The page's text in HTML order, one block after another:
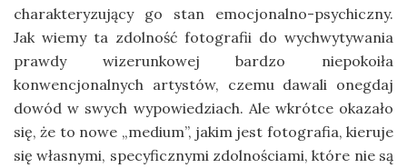
charakteryzujący go stan emocjonalno-psychiczny.
Jak wiemy ta zdolność fotografii do wychwytywania
prawdy wizerunkowej bardzo niepokoiła
konwencjonalnych artystów, czemu dawali onegdaj
dowód w swych wypowiedziach. Ale wkrótce okazało
się, że to nowe „medium”, jakim jest fotografia, kieruje
się własnymi, specyficznymi zdolnościami, które nie są